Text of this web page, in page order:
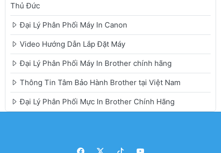
Thủ Đức
Đại Lý Phân Phối Máy In Canon
Video Hướng Dẫn Lắp Đặt Máy
Đại Lý Phân Phối Máy In Brother chính hãng
Thông Tin Tâm Bảo Hành Brother tại Việt Nam
Đại Lý Phân Phối Mực In Brother Chính Hãng